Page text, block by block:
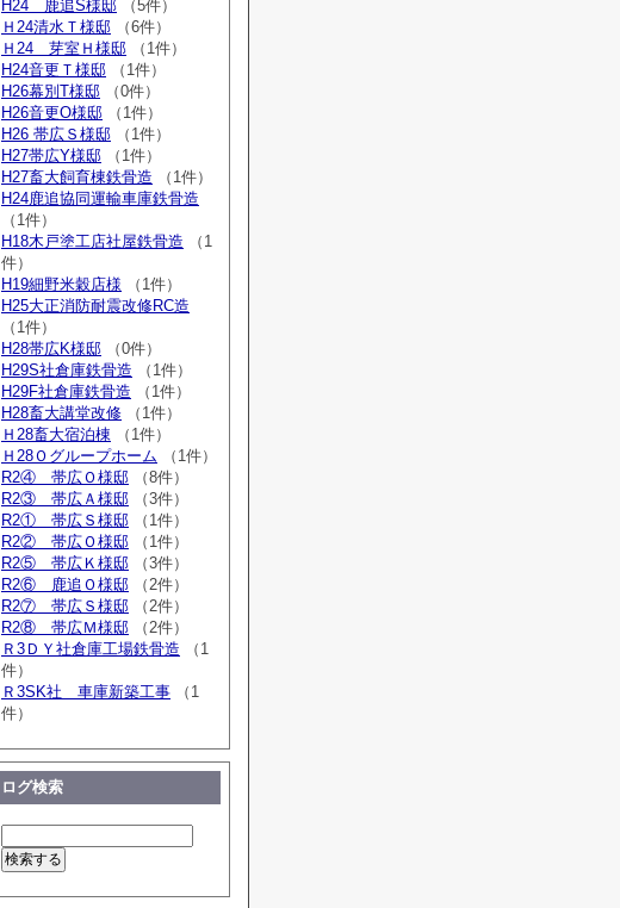
H24 鹿追S様邸 （5件）
Ｈ24清水Ｔ様邸 （6件）
Ｈ24 芽室Ｈ様邸 （1件）
H24音更Ｔ様邸 （1件）
H26幕別T様邸 （0件）
H26音更O様邸 （1件）
H26 帯広Ｓ様邸 （1件）
H27帯広Y様邸 （1件）
H27畜大飼育棟鉄骨造 （1件）
H24鹿追協同運輸車庫鉄骨造
（1件）
H18木戸塗工店社屋鉄骨造 （1
件）
H19細野米穀店様 （1件）
H25大正消防耐震改修RC造
（1件）
H28帯広K様邸 （0件）
H29S社倉庫鉄骨造 （1件）
H29F社倉庫鉄骨造 （1件）
H28畜大講堂改修 （1件）
Ｈ28畜大宿泊棟 （1件）
Ｈ28Ｏグループホーム （1件）
R2④ 帯広Ｏ様邸 （8件）
R2③ 帯広Ａ様邸 （3件）
R2① 帯広Ｓ様邸 （1件）
R2② 帯広Ｏ様邸 （1件）
R2⑤ 帯広Ｋ様邸 （3件）
R2⑥ 鹿追Ｏ様邸 （2件）
R2⑦ 帯広Ｓ様邸 （2件）
R2⑧ 帯広Ｍ様邸 （2件）
Ｒ3ＤＹ社倉庫工場鉄骨造 （1
件）
Ｒ3SK社 車庫新築工事 （1
件）
ログ検索